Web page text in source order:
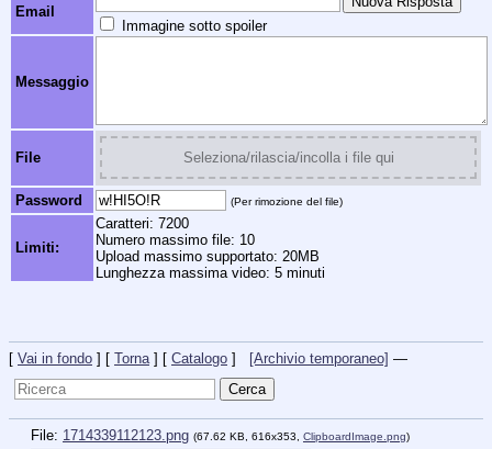
Email
Immagine sotto spoiler
Messaggio
File Seleziona/rilascia/incolla i file qui
Password (Per rimozione del file)
Limiti:
Caratteri: 7200
Numero massimo file: 10
Upload massimo supportato: 20MB
Lunghezza massima video: 5 minuti
[ Vai in fondo ] [ Torna ] [ Catalogo ] [Archivio temporaneo] —
File: 1714339112123.png (67.62 KB, 616x353, ClipboardImage.png)